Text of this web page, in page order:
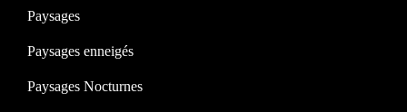
Paysages
Paysages enneigés
Paysages Nocturnes